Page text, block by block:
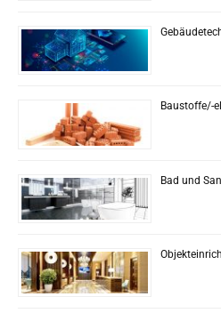
Baustoffe/-
Bad und